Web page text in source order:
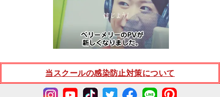
当スクールの感染防止対策について